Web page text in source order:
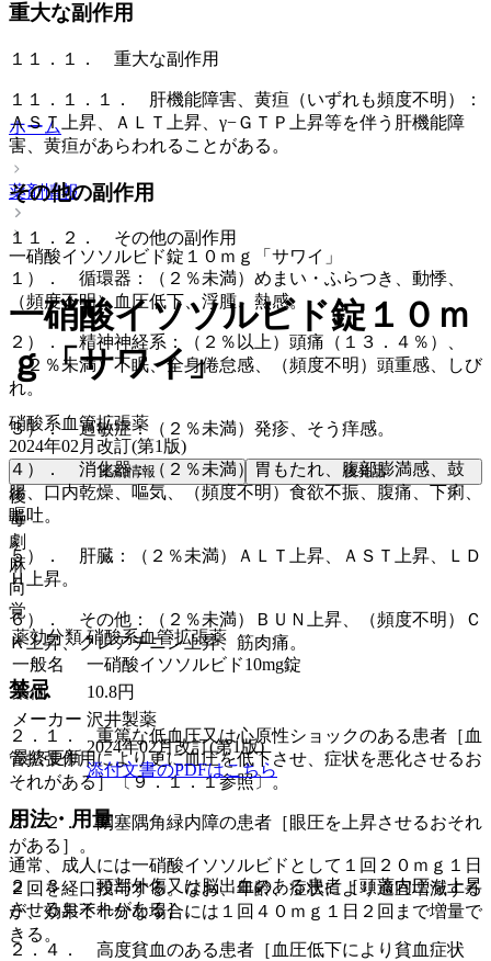
重大な副作用
１１．１． 重大な副作用
１１．１．１． 肝機能障害、黄疸（いずれも頻度不明）：
ＡＳＴ上昇、ＡＬＴ上昇、γ−ＧＴＰ上昇等を伴う肝機能障
害、黄疸があらわれることがある。
その他の副作用
１１．２． その他の副作用
１）． 循環器：（２％未満）めまい・ふらつき、動悸、
（頻度不明）血圧低下、浮腫、熱感。
２）． 精神神経系：（２％以上）頭痛（１３．４％）、
（２％未満）不眠、全身倦怠感、（頻度不明）頭重感、しび
れ。
３）． 過敏症：（２％未満）発疹、そう痒感。
４）． 消化器：（２％未満）胃もたれ、腹部膨満感、鼓
腸、口内乾燥、嘔気、（頻度不明）食欲不振、腹痛、下痢、
嘔吐。
５）． 肝臓：（２％未満）ＡＬＴ上昇、ＡＳＴ上昇、ＬＤ
Ｈ上昇。
６）． その他：（２％未満）ＢＵＮ上昇、（頻度不明）Ｃ
Ｋ上昇、クレアチニン上昇、筋肉痛。
禁忌
２．１． 重篤な低血圧又は心原性ショックのある患者［血
管拡張作用により更に血圧を低下させ、症状を悪化させるお
それがある］〔９．１．１参照〕。
２．２． 閉塞隅角緑内障の患者［眼圧を上昇させるおそれ
がある］。
２．３． 頭部外傷又は脳出血のある患者［頭蓋内圧を上昇
させるおそれがある］。
２．４． 高度貧血のある患者［血圧低下により貧血症状
ホーム
薬剤情報
一硝酸イソソルビド錠１０ｍｇ「サワイ」
一硝酸イソソルビド錠１０ｍ
ｇ「サワイ」
硝酸系血管拡張薬
2024年02月改訂(第1版)
薬剤情報 後発品
後
毒
劇
麻
向
覚
薬効分類 硝酸系血管拡張薬
一般名
一硝酸イソソルビド10mg錠
薬価
10.8円
メーカー 沢井製薬
最終更新
2024年02月改訂(第1版)
添付文書のPDFはこちら
用法・用量
通常、成人には一硝酸イソソルビドとして１回２０ｍｇ１日
２回を経口投与する。なお、年齢、症状により適宜増減する
が、効果不十分な場合には１回４０ｍｇ１日２回まで増量で
きる。